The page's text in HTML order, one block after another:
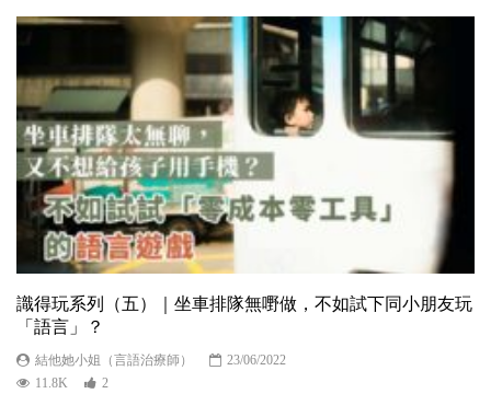
識得玩系列（五）｜坐車排隊無嘢做，不如試下同小朋友玩
「語言」？
結他她小姐（言語治療師）
23/06/2022
11.8K
2